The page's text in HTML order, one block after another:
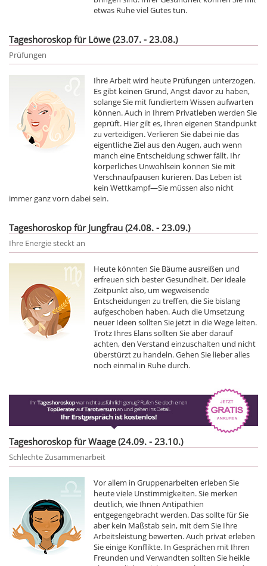
etwas Ruhe viel Gutes tun.
Tageshoroskop für Löwe (23.07. - 23.08.)
Prüfungen
Ihre Arbeit wird heute Prüfungen unterzogen.
Es gibt keinen Grund, Angst davor zu haben,
solange Sie mit fundiertem Wissen aufwarten
können. Auch in Ihrem Privatleben werden Sie
geprüft. Hier gilt es, Ihren eigenen Standpunkt
zu verteidigen. Verlieren Sie dabei nie das
eigentliche Ziel aus den Augen, auch wenn
manch eine Entscheidung schwer fällt. Ihr
körperliches Unwohlsein können Sie mit
Verschnaufpausen kurieren. Das Leben ist
kein Wettkampf—Sie müssen also nicht
immer ganz vorn dabei sein.
Tageshoroskop für Jungfrau (24.08. - 23.09.)
Ihre Energie steckt an
Heute könnten Sie Bäume ausreißen und
erfreuen sich bester Gesundheit. Der ideale
Zeitpunkt also, um wegweisende
Entscheidungen zu treffen, die Sie bislang
aufgeschoben haben. Auch die Umsetzung
neuer Ideen sollten Sie jetzt in die Wege leiten.
Trotz Ihres Elans sollten Sie aber darauf
achten, den Verstand einzuschalten und nicht
überstürzt zu handeln. Gehen Sie lieber alles
noch einmal in Ruhe durch.
Tageshoroskop für Waage (24.09. - 23.10.)
Schlechte Zusammenarbeit
Vor allem in Gruppenarbeiten erleben Sie
heute viele Unstimmigkeiten. Sie merken
deutlich, wie Ihnen Antipathien
entgegengebracht werden. Das sollte für Sie
aber kein Maßstab sein, mit dem Sie Ihre
Arbeitsleistung bewerten. Auch privat erleben
Sie einige Konflikte. In Gesprächen mit Ihren
Freunden und Verwandten sollten Sie heikle